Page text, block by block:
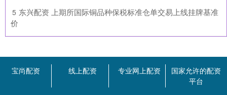
5 ​东兴配资 上期所国际铜品种保税标准仓单交易上线挂牌基准
价
宝尚配资 线上配资 专业网上配资
国家允许的配资
平台